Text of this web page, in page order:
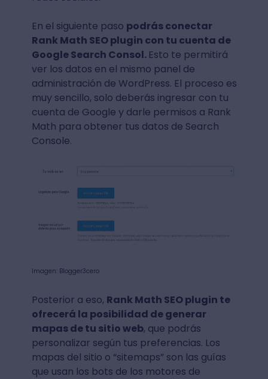
En el siguiente paso podrás conectar
Rank Math SEO plugin con tu cuenta de
Google Search Consol. Esto te permitirá
ver los datos en el mismo panel de
administración de WordPress. El proceso es
muy sencillo, solo deberás ingresar con tu
cuenta de Google y darle permisos a Rank
Math para obtener tus datos de Search
Console.
Imagen: Blogger3cero
Posterior a eso, Rank Math SEO plugin te
ofrecerá la posibilidad de generar
mapas de tu sitio web, que podrás
personalizar según tus preferencias. Los
mapas del sitio o “sitemaps” son las guías
que usan los bots de los motores de